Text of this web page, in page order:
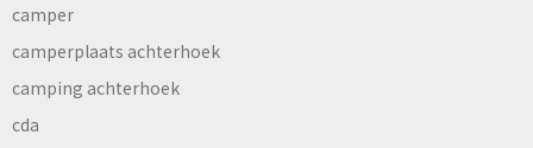
camper
camperplaats achterhoek
camping achterhoek
cda